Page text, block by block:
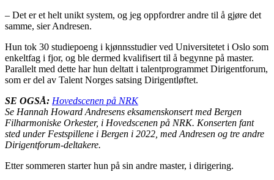
– Det er et helt unikt system, og jeg oppfordrer andre til å gjøre det
samme, sier Andresen.
Hun tok 30 studiepoeng i kjønnsstudier ved Universitetet i Oslo som
enkeltfag i fjor, og ble dermed kvalifisert til å begynne på master.
Parallelt med dette har hun deltatt i talentprogrammet Dirigentforum,
som er del av Talent Norges satsing Dirigentløftet.
SE OGSÅ: Hovedscenen på NRK
Se Hannah Howard Andresens eksamenskonsert med Bergen
Filharmoniske Orkester, i Hovedscenen på NRK. Konserten fant
sted under Festspillene i Bergen i 2022, med Andresen og tre andre
Dirigentforum-deltakere.
Etter sommeren starter hun på sin andre master, i dirigering.